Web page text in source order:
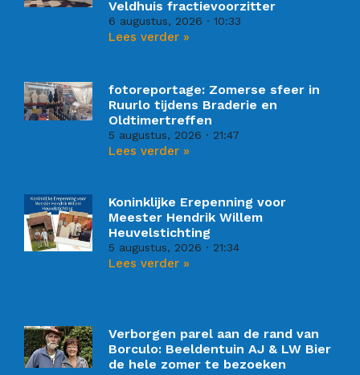
Veldhuis fractievoorzitter
6 augustus, 2026 10:33
Lees verder »
fotoreportage: Zomerse sfeer in
Ruurlo tijdens Braderie en
Oldtimertreffen
5 augustus, 2026 21:47
Lees verder »
Koninklijke Erepenning voor
Meester Hendrik Willem
Heuvelstichting
5 augustus, 2026 21:34
Lees verder »
Verborgen parel aan de rand van
Borculo: Beeldentuin AJ & LW Bier
de hele zomer te bezoeken